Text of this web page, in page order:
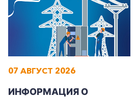
Заказать обратный звонок
07 АВГУСТ 2026
ИНФОРМАЦИЯ О